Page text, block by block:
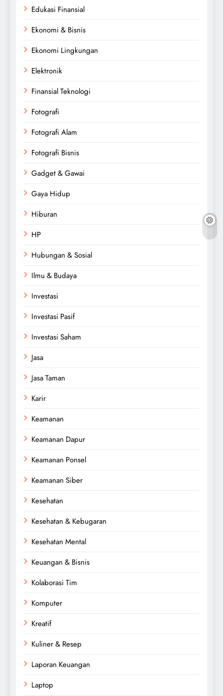
Edukasi Finansial
Ekonomi & Bisnis
Ekonomi Lingkungan
Elektronik
Finansial Teknologi
Fotografi
Fotografi Alam
Fotografi Bisnis
Gadget & Gawai
Gaya Hidup
Hiburan
HP
Hubungan & Sosial
Ilmu & Budaya
Investasi
Investasi Pasif
Investasi Saham
Jasa
Jasa Taman
Karir
Keamanan
Keamanan Dapur
Keamanan Ponsel
Keamanan Siber
Kesehatan
Kesehatan & Kebugaran
Kesehatan Mental
Keuangan & Bisnis
Kolaborasi Tim
Komputer
Kreatif
Kuliner & Resep
Laporan Keuangan
Laptop